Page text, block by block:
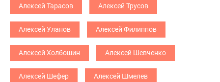
Алексей Тарасов Алексей Трусов
Алексей Уланов Алексей Филиппов
Алексей Холбошин Алексей Шевченко
Алексей Шефер Алексей Шмелев